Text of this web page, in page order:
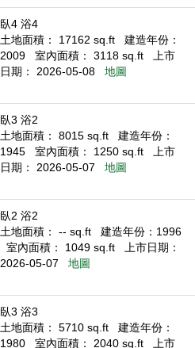
臥4 浴4
土地面積： 17162 sq.ft
建造年份：
2009
室內面積： 3118 sq.ft
上市
日期： 2026-05-08
地圖
臥3 浴2
土地面積： 8015 sq.ft
建造年份：
1945
室內面積： 1250 sq.ft
上市
日期： 2026-05-07
地圖
臥2 浴2
土地面積： -- sq.ft
建造年份：1996
室內面積： 1049 sq.ft
上市日期：
2026-05-07
地圖
臥3 浴3
土地面積： 5710 sq.ft
建造年份：
1980
室內面積： 2040 sq.ft
上市